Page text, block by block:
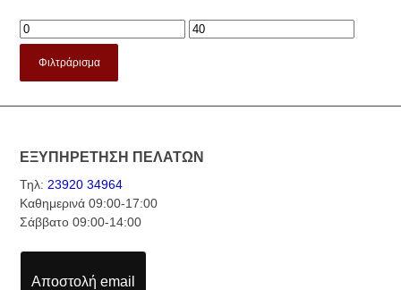
Φιλτράρισμα
ΕΞΥΠΗΡΕΤΗΣΗ ΠΕΛΑΤΩΝ
Τηλ: 23920 34964
Καθημερινά 09:00-17:00
Σάββατο 09:00-14:00
Αποστολή email